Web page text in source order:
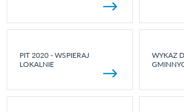
PIT 2020 - WSPIERAJ
LOKALNIE
WYKAZ